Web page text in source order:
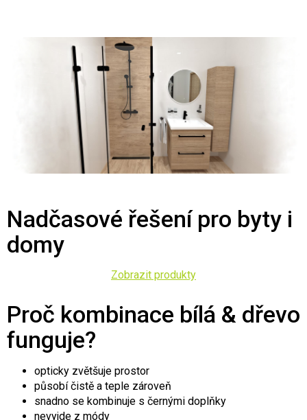
Nadčasové řešení pro byty i
domy
Zobrazit produkty
Proč kombinace bílá & dřevo
funguje?
opticky zvětšuje prostor
působí čistě a teple zároveň
snadno se kombinuje s černými doplňky
nevyjde z módy